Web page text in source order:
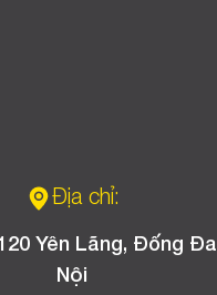
Địa chỉ:
Yên Lãng, Đống
Nội